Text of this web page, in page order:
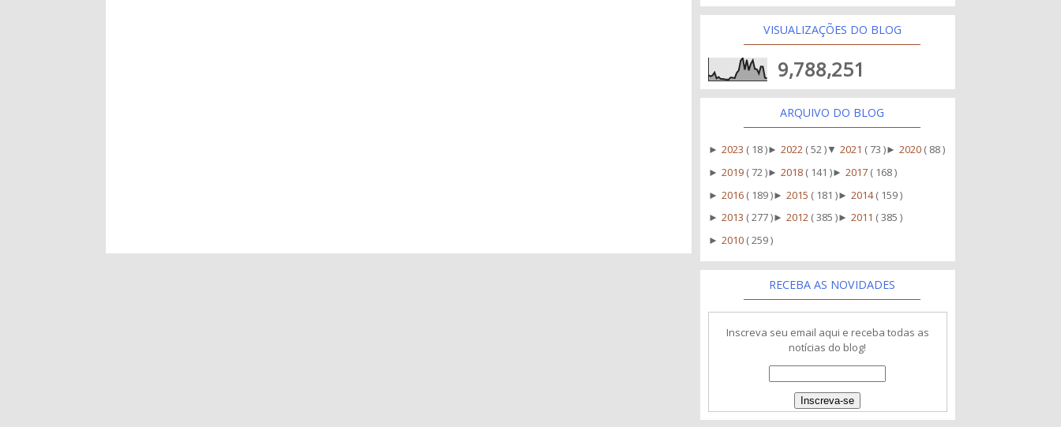
VISUALIZAÇÕES DO BLOG
9,788,251
ARQUIVO DO BLOG
►2023 ( 18 )►2022 ( 52 ) ▼2021 ( 73 )►2020 ( 88 )
►2019 ( 72 )►2018 ( 141 )►2017 ( 168 )
►2016 ( 189 )►2015 ( 181 )►2014( 159 )
►2013 ( 277 )►2012 ( 385 )►2011 ( 385 )
►2010 ( 259 )
RECEBA AS NOVIDADES
Inscreva seu email aqui e receba todas as
notícias do blog!